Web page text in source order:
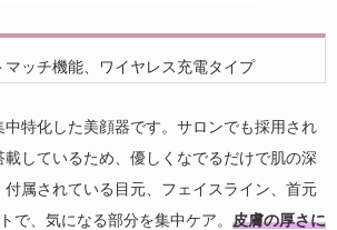
ッチ機能、ワイヤレス充電タイプ
中特化した美顔器です。サロンでも採用され
しているため、優しくなでるだけで肌の深
属されている目元、フェイスライン、首元
で、気になる部分を集中ケア。 皮膚の厚さに